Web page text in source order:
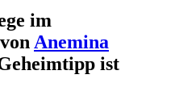
im
Anemina
ist